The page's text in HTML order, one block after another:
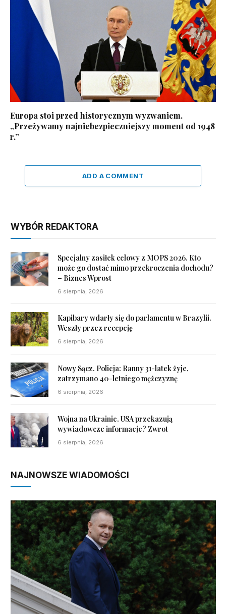
Europa stoi przed historycznym wyzwaniem.
„Przeżywamy najniebezpieczniejszy moment od 1948
r.”
ADD A COMMENT
WYBÓR REDAKTORA
Specjalny zasiłek celowy z MOPS 2026. Kto
może go dostać mimo przekroczenia dochodu?
– Biznes Wprost
6 sierpnia, 2026
Kapibary wdarły się do parlamentu w Brazylii.
Weszły przez recepcję
6 sierpnia, 2026
Nowy Sącz. Policja: Ranny 31-latek żyje,
zatrzymano 40-letniego mężczyznę
6 sierpnia, 2026
Wojna na Ukrainie. USA przekazują
wywiadowcze informacje? Zwrot
6 sierpnia, 2026
NAJNOWSZE WIADOMOŚCI